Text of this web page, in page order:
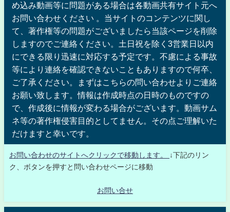
め込み動画等に問題がある場合は各動画共有サイト元へ
お問い合わせください 。当サイトのコンテンツに関し
て、著作権等の問題がございましたら当該ページを削除
しますのでご連絡ください。土日祝を除く3営業日以内
にできる限り迅速に対応する予定です。不慮による事故
等により連絡を確認できないこともありますので何卒、
ご了承ください。まずはこちらの問い合わせよりご連絡
お願い致します。情報は作成時点の日時のものですの
で、作成後に情報が変わる場合がございます。動画サム
ネ等の著作権侵害目的としてません。その点ご理解いた
だけますと幸いです。
お問い合わせのサイトへクリックで移動します。
↓下記のリン
ク、ボタンを押すと問い合わせページに移動
お問い合せ